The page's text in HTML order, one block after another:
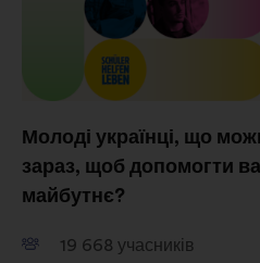
Молоді українці, що
зараз, щоб допомогти
майбутнє?
19 668 учасників